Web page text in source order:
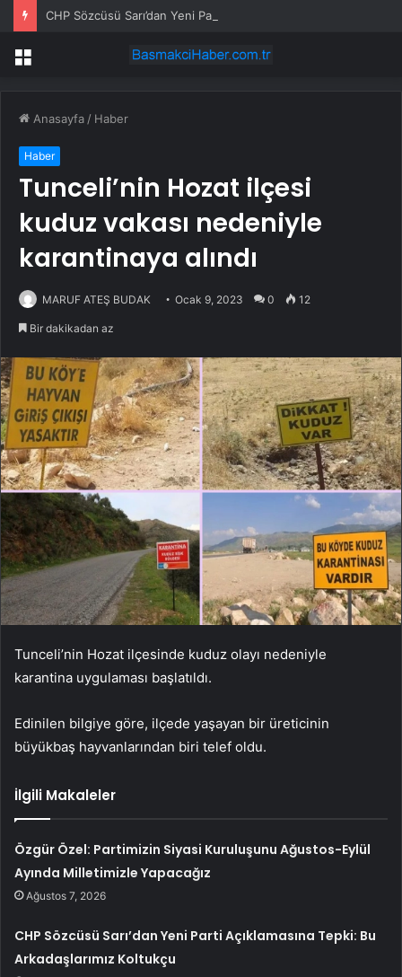
Menü
Anasayfa / Haber
Haber
Tunceli’nin Hozat ilçesi
kuduz vakası nedeniyle
karantinaya alındı
MARUF ATEŞ BUDAK Ocak 9, 2023 0 12
Bir dakikadan az
Tunceli’nin Hozat ilçesinde kuduz olayı nedeniyle
karantina uygulaması başlatıldı.
Edinilen bilgiye göre, ilçede yaşayan bir üreticinin
büyükbaş hayvanlarından biri telef oldu.
İlgili Makaleler
Özgür Özel: Partimizin Siyasi Kuruluşunu Ağustos-Eylül
Ayında Milletimizle Yapacağız
Ağustos 7, 2026
CHP Sözcüsü Sarı’dan Yeni Parti Açıklamasına Tepki: Bu
Arkadaşlarımız Koltukçu